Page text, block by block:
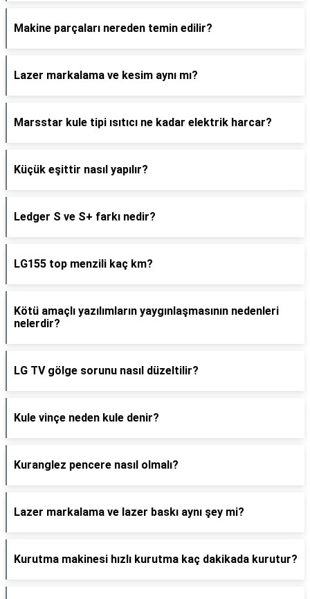
Makine parçaları nereden temin edilir?
Lazer markalama ve kesim aynı mı?
Marsstar kule tipi ısıtıcı ne kadar elektrik harcar?
Küçük eşittir nasıl yapılır?
Ledger S ve S+ farkı nedir?
LG155 top menzili kaç km?
Kötü amaçlı yazılımların yaygınlaşmasının nedenleri
nelerdir?
LG TV gölge sorunu nasıl düzeltilir?
Kule vinçe neden kule denir?
Kuranglez pencere nasıl olmalı?
Lazer markalama ve lazer baskı aynı şey mi?
Kurutma makinesi hızlı kurutma kaç dakikada kurutur?